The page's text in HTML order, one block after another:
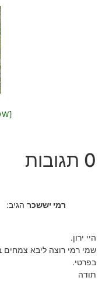
[SHOW SLIDESHOW]
0 תגובות
רמי יששכר הגיב:
היי ירון.
שמי רמי רוצה ליבא
בפרטי.
תודה